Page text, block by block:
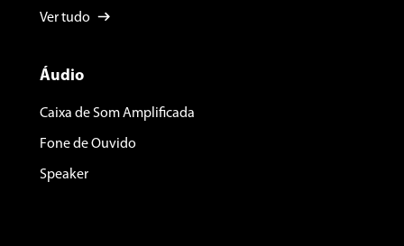
Ver tudo
Áudio
Caixa de Som Amplificada
Fone de Ouvido
Speaker